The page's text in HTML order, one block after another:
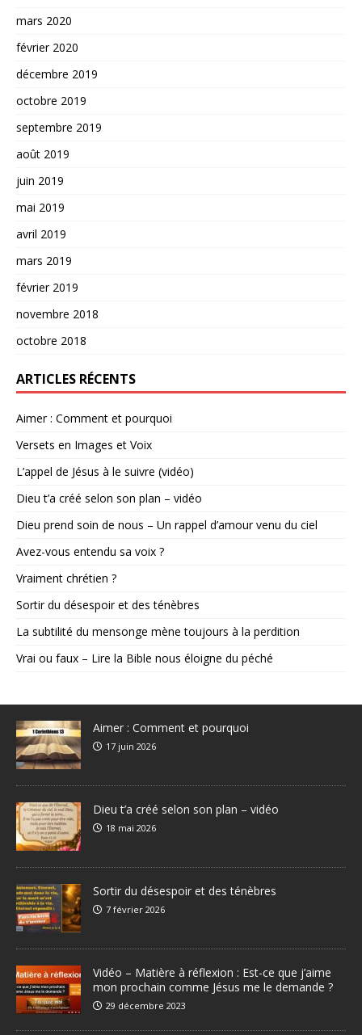
mars 2020
février 2020
décembre 2019
octobre 2019
septembre 2019
août 2019
juin 2019
mai 2019
avril 2019
mars 2019
février 2019
novembre 2018
octobre 2018
ARTICLES RÉCENTS
Aimer : Comment et pourquoi
Versets en Images et Voix
L’appel de Jésus à le suivre (vidéo)
Dieu t’a créé selon son plan – vidéo
Dieu prend soin de nous – Un rappel d’amour venu du ciel
Avez-vous entendu sa voix ?
Vraiment chrétien ?
Sortir du désespoir et des ténèbres
La subtilité du mensonge mène toujours à la perdition
Vrai ou faux – Lire la Bible nous éloigne du péché
Aimer : Comment et pourquoi
17 juin 2026
Dieu t’a créé selon son plan – vidéo
18 mai 2026
Sortir du désespoir et des ténèbres
7 février 2026
Vidéo – Matière à réflexion : Est-ce que j’aime
mon prochain comme Jésus me le demande ?
29 décembre 2023